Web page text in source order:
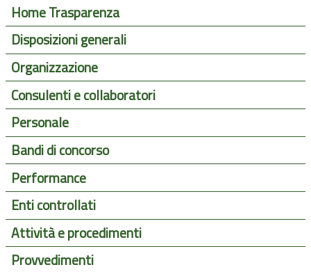
Home Trasparenza
Disposizioni generali
Organizzazione
Consulenti e collaboratori
Personale
Bandi di concorso
Performance
Enti controllati
Attività e procedimenti
Provvedimenti